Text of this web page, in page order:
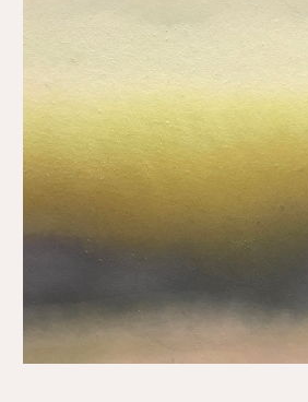
胡粉石鹸
瑞々
爪美容液
日本画作品帖
白狐通信
会社概要
想い
歴史
取扱店舗
お問い合わせ
カタログ請求
個人情報保護
サイト規約
サイトマップ